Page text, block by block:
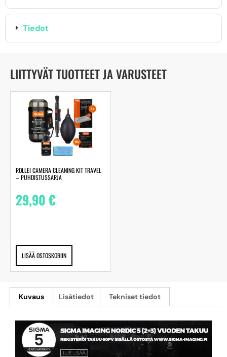
Tiedot
LIITTYVÄT TUOTTEET JA VARUSTEET
ROLLEI CAMERA CLEANING KIT TRAVEL
– PUHDISTUSSARJA
29,90€
LISÄÄ OSTOSKORIIN
Kuvaus Lisätiedot Tekniset tiedot